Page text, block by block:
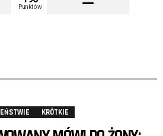
Punktów
KRÓTKIE